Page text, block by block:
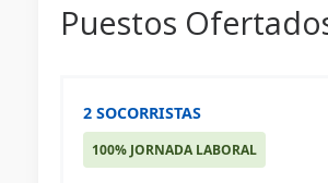
Puestos
2 SOCORRISTAS
100% JORNADA LABORAL